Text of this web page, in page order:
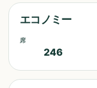
エコノミー
席
246